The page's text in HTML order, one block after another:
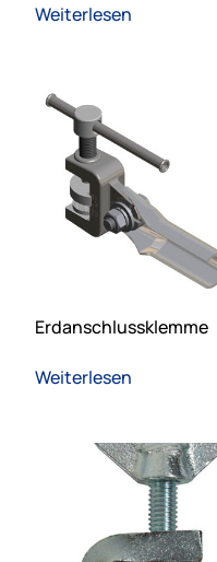
Weiterlesen
Erdanschlussklemme
Weiterlesen